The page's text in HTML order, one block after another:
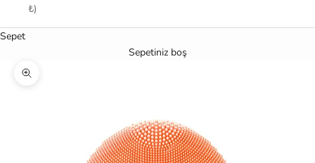
₺)
Sepet
Sepetiniz boş
Yakınlaştır